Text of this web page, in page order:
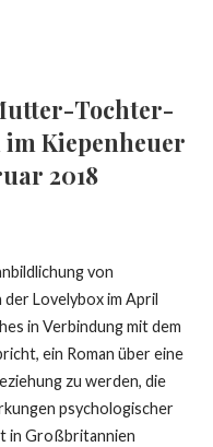
Tochter-
Kiepenheuer
2018
von
Lovelybox im April
in Verbindung mit dem
ein Roman über eine
zu werden, die
psychologischer
in Großbritannien